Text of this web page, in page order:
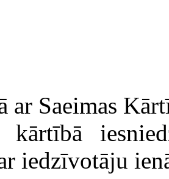
ar Saeimas
kārtībā
iedzīvotāju